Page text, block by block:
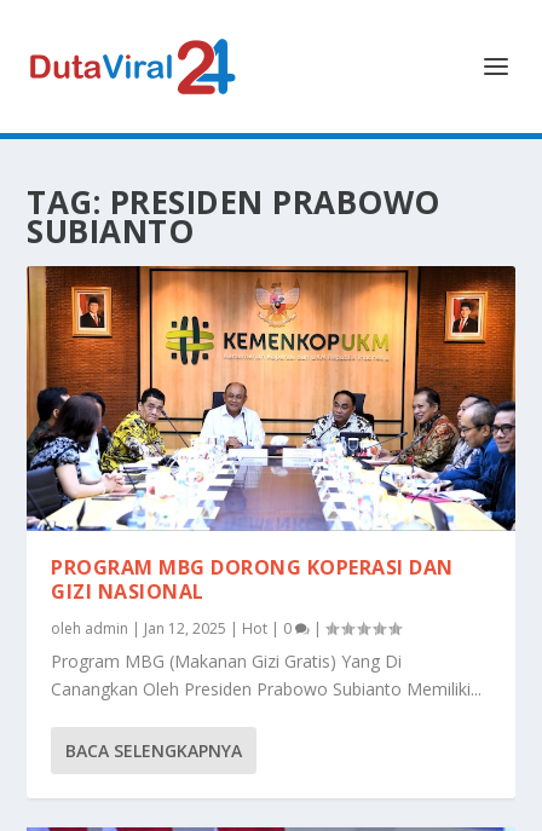
TAG: PRESIDEN PRABOWO
SUBIANTO
PROGRAM MBG DORONG KOPERASI DAN
GIZI NASIONAL
oleh admin | Jan 12, 2025 | Hot | 0 |
Program MBG (Makanan Gizi Gratis) Yang Di
Canangkan Oleh Presiden Prabowo Subianto Memiliki...
BACA SELENGKAPNYA